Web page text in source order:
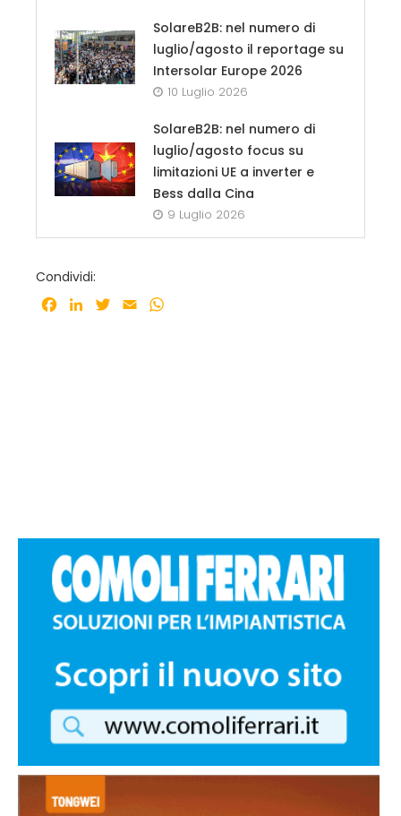
SolareB2B: nel numero di
luglio/agosto il reportage su
Intersolar Europe 2026
10 Luglio 2026
SolareB2B: nel numero di
luglio/agosto focus su
limitazioni UE a inverter e
Bess dalla Cina
9 Luglio 2026
Condividi:
Facebook
LinkedInTwitter
Email